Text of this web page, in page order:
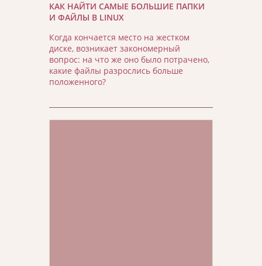
КАК НАЙТИ САМЫЕ БОЛЬШИЕ ПАПКИ
И ФАЙЛЫ В LINUX
Когда кончается место на жестком
диске, возникает закономерный
вопрос: на что же оно было потрачено,
какие файлы разрослись больше
положенного?